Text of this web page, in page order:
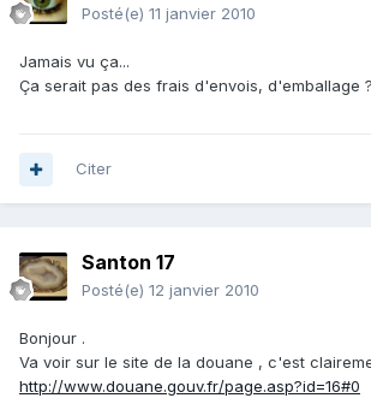
Posté(e) 11 janvier 2010
Jamais vu ça...
Ça serait pas des frais d'envois, d'emballage ?
Citer
Santon 17
Posté(e) 12 janvier 2010
Bonjour .
Va voir sur le site de la douane , c'est
http://www.douane.gouv.fr/page.asp?id=16#0